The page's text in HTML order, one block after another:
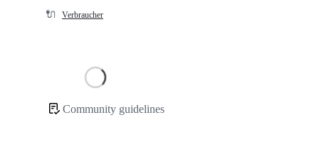
🔌 Verbraucher
Community guidelines